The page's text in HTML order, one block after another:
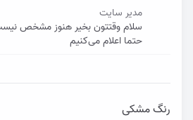
مدیر سایت
سلام وقتتون بخیر هنوز مشخص
حتما اعلام می‌کنیم
رنگ مشکی